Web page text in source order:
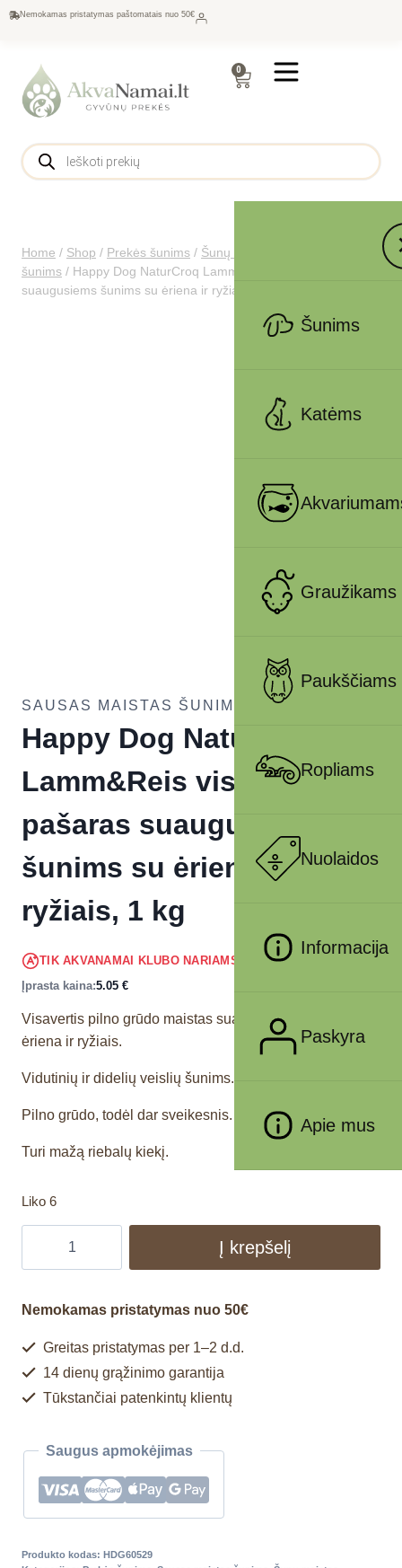
Nemokamas pristatymas paštomatais nuo 50€
0
Šunims
Katėms
Graužikams
Paukščiams
Ropliams
Nuolaidos
Informacija
Paskyra
Apie mus
Home / Shop / Prekės šunims / Šunų maistas
šunims / Happy Dog NaturCroq Lamm&Reis visavertis pašaras
suaugusiems šunims su ėriena ir ryžiais, 1 kg
SAUSAS MAISTAS ŠUNIMS
Happy Dog NaturCroq
Lamm&Reis visavertis
pašaras suaugusiems
šunims su ėriena ir
ryžiais, 1 kg
TIK AKVANAMAI KLUBO NARIAMS 4.80€
Įprasta kaina:5.05 €
Visavertis pilno grūdo maistas suaugusiems šunims su
ėriena ir ryžiais.
Vidutinių ir didelių veislių šunims.
Pilno grūdo, todėl dar sveikesnis.
Turi mažą riebalų kiekį.
Liko 6
Į krepšelį
Nemokamas pristatymas nuo 50€
Greitas pristatymas per 1–2 d.d.
14 dienų grąžinimo garantija
Tūkstančiai patenkintų klientų
Saugus apmokėjimas
Produkto kodas: HDG60529